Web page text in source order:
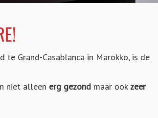
Grand-Casablanca in Marokko, is de
niet alleen erg gezond maar ook zeer